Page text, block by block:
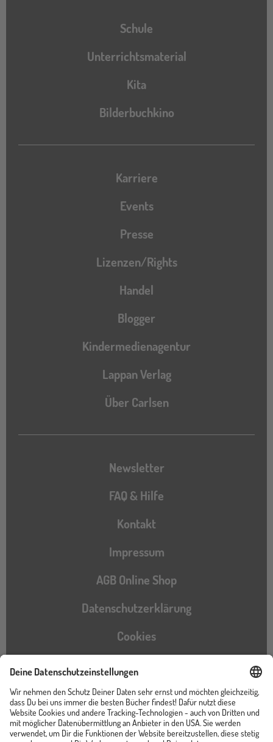
Schule
Unterrichtsmaterial
Kita
Bilderbuchkino
Karriere
Events
Presse
Lizenzen/Rights
Handel
Blogger
Kindermedienagentur
Lappan Verlag
Über Carlsen
Newsletter
FAQ & Hilfe
Kontakt
Impressum
AGB Online Shop
Datenschutzerklärung
Cookies
Barrierefreiheitserklärung
Instagram
TikTokPinterestYouTubeFacebook